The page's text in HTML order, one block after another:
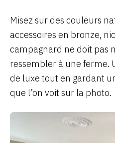
Misez sur des couleurs
accessoires en bronze,
campagnard ne doit pas
ressembler à une ferme.
de luxe tout en gardant
que l’on voit sur la photo.